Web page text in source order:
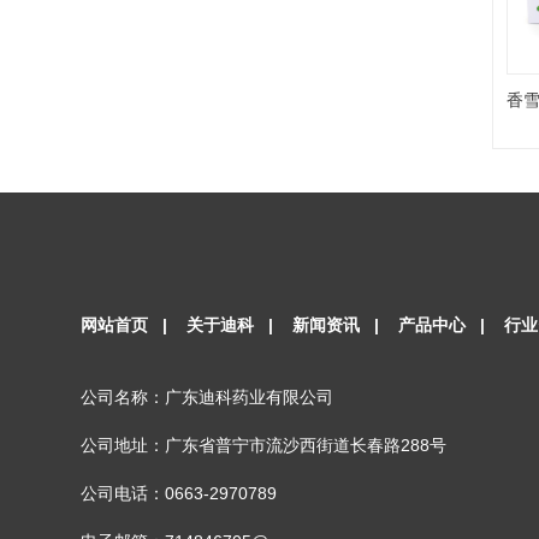
香
网站首页 | 关于迪科 | 新闻资讯 | 产品中心|行
公司名称：广东迪科药业有限公司
公司地址：广东省普宁市流沙西街道长春路288号
公司电话：0663-2970789